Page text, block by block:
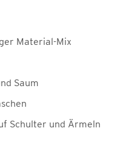
Material-Mix
Saum
Schulter und Ärmeln